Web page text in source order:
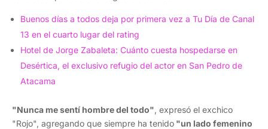
Buenos días a todos deja por primera vez a Tu Día de Canal
13 en el cuarto lugar del rating
Hotel de Jorge Zabaleta: Cuánto cuesta hospedarse en
Desértica, el exclusivo refugio del actor en San Pedro de
Atacama
"Nunca me sentí hombre del todo", expresó el exchico
"Rojo", agregando que siempre ha tenido "un lado femenino